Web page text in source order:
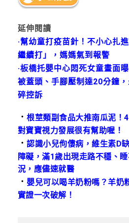
延伸閱讀
·幫幼童打疫苗針！不小心扎
繼續打」，媽媽氣到報警
·板橋托嬰中心悶死女童畫面
被蓋頭、手腳壓制達20分鐘
碎控訴
．根莖類副食品大推南瓜泥！
對寶寶視力發展很有幫助喔！
．認識小兒佝僂病，維生素D
障礙，滿1歲出現走路不穩、
況，應儘速就醫
．嬰兒可以喝羊奶粉嗎？羊奶
實證一次破解！